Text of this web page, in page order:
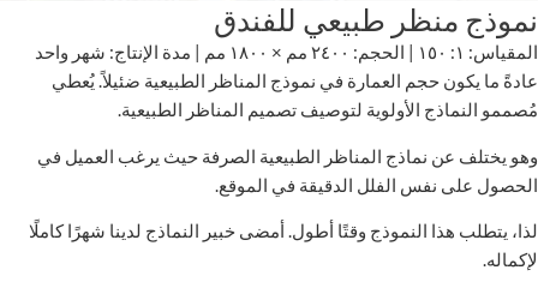
نموذج منظر طبيعي للفندق
المقياس: ١: ١٥٠ | الحجم: ٢٤٠٠ مم × ١٨٠٠ مم | مدة الإنتاج: شهر واحد
عادةً ما يكون حجم العمارة في نموذج المناظر الطبيعية ضئيلاً. يُعطي
مُصممو النماذج الأولوية لتوصيف تصميم المناظر الطبيعية.
وهو يختلف عن نماذج المناظر الطبيعية الصرفة حيث يرغب العميل في
الحصول على نفس الفلل الدقيقة في الموقع.
لذا، يتطلب هذا النموذج وقتًا أطول. أمضى خبير النماذج لدينا شهرًا كاملًا
لإكماله.